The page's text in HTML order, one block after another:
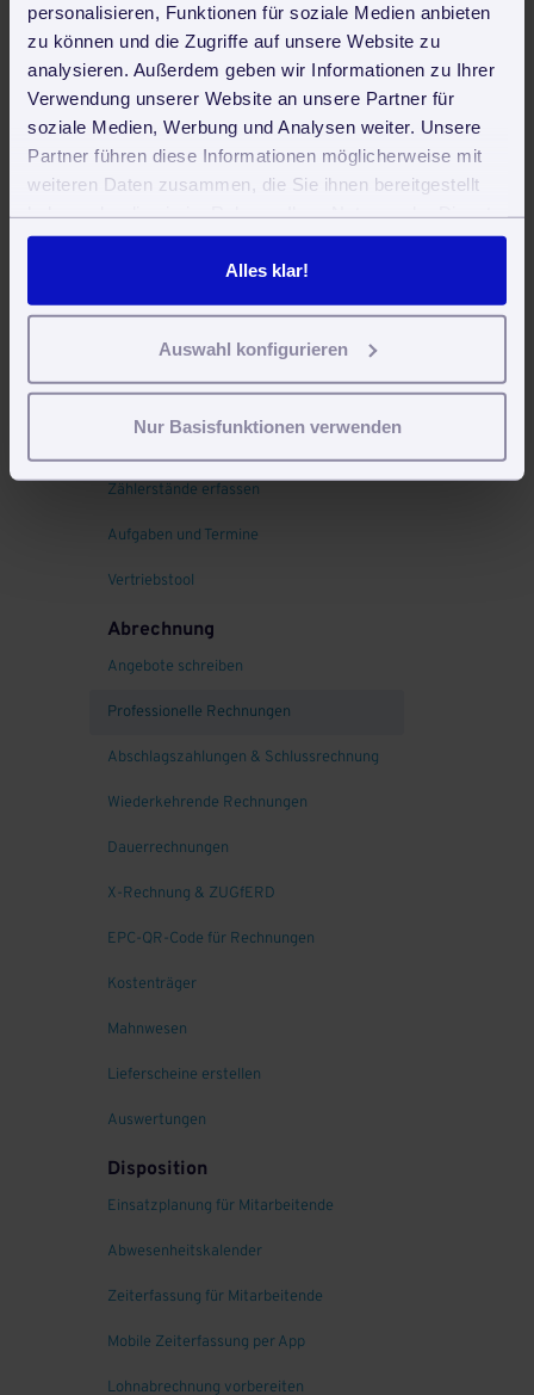
personalisieren, Funktionen für soziale Medien anbieten
zu können und die Zugriffe auf unsere Website zu
analysieren. Außerdem geben wir Informationen zu Ihrer
Verwendung unserer Website an unsere Partner für
soziale Medien, Werbung und Analysen weiter. Unsere
Partner führen diese Informationen möglicherweise mit
weiteren Daten zusammen, die Sie ihnen bereitgestellt
gesammelt haben. Sie geben Einwilligung zu unseren
Cookies, wenn Sie unsere Webseite weiterhin nutzen.
Alles klar!
Auswahl konfigurieren
Nur Basisfunktionen verwenden
Rechnungen können auf verschiedenen Wegen
erstellt werden (manuell oder automatisch über
Aufträge, Dauerrechnungen oder Zeiterfassung)
Sehen Sie sich hier unsere Tutorials zur manuellen
Rechnungserstellung und der Abrechnung erfasster
Zeiten über Vertriebskonditionen an.
Nutzen Sie auch unseren kostenlose und
kennenzulernen.
Stammdaten
Kundenverwaltung
Objektverwaltung
Zählerstände erfassen
Aufgaben und Termine
Vertriebstool
Abrechnung
Angebote schreiben
Professionelle Rechnungen
Abschlagszahlungen & Schlussrechnung
Wiederkehrende Rechnungen
Dauerrechnungen
X-Rechnung & ZUGfERD
EPC-QR-Code für Rechnungen
Kostenträger
Mahnwesen
Lieferscheine erstellen
Auswertungen
Disposition
Einsatzplanung für Mitarbeitende
Abwesenheitskalender
Zeiterfassung für Mitarbeitende
Mobile Zeiterfassung per App
Lohnabrechnung vorbereiten